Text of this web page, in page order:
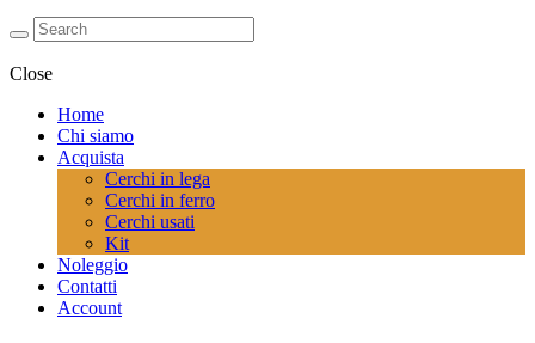
Close
Home
Chi siamo
Acquista
Cerchi in lega
Cerchi in ferro
Cerchi usati
Kit
Noleggio
Contatti
Account